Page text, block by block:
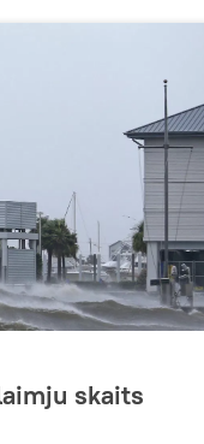
skaits